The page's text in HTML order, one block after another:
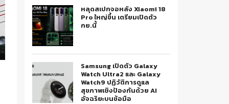
หลุดสเปกจอหลัง Xiaomi 18
Pro ใหญ่ขึ้น เตรียมเปิดตัว
กย.นี้
Samsung เปิดตัว Galaxy
Watch Ultra2 และ Galaxy
Watch9 ปฏิวัติการดูแล
สุขภาพเชิงป้องกันด้วย AI
อัจฉริยะบนข้อมือ